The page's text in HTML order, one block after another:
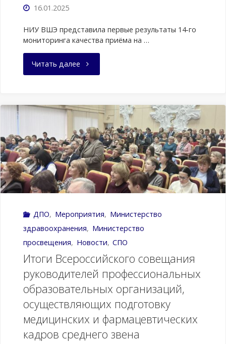
подготовка,
аккредитация
и
деятельность»"
16.01.2025
НИУ ВШЭ представила первые результаты 14-го
мониторинга качества приёма на …
Читать далее"НИУ
представила
первые
результаты
14-
го
мониторинга
приёма
на
бюджетные
и
ДПО, Мероприятия, Министерство
здравоохранения, Министерство
просвещения, Новости, СПО
Итоги Всероссийского совещания
руководителей профессиональных
образовательных организаций,
осуществляющих подготовку
медицинских и фармацевтических
кадров среднего звена